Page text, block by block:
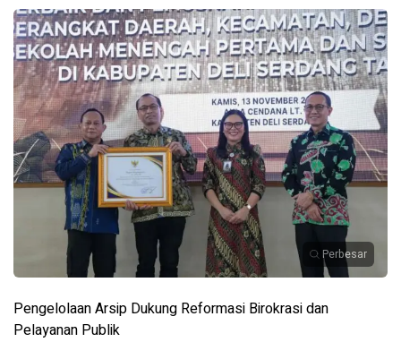
Perbesar
Pengelolaan Arsip Dukung Reformasi Birokrasi dan
Pelayanan Publik